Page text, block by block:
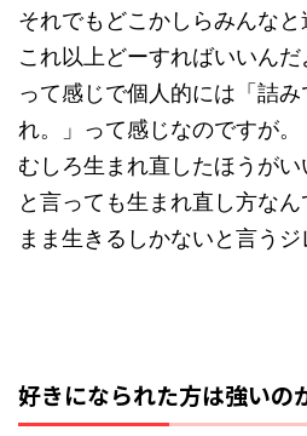
それでもどこかしらみんなと
これ以上どーすればいいんだ
って感じで個人的には「詰
れ。」って感じなのですが。
むしろ生まれ直したほうがい
と言っても生まれ直し方な
まま生きるしかないと言うジ
好きになられた方は強いの